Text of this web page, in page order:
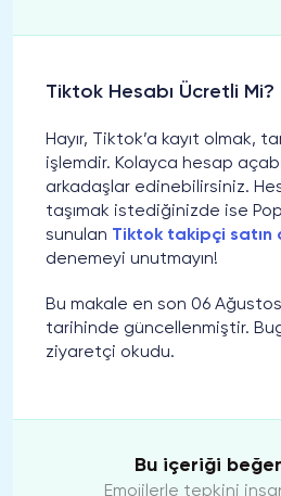
Tiktok Hesabı Ücretli Mi?
Hayır, Tiktok’a kayıt olmak,
işlemdir. Kolayca hesap
arkadaşlar edinebilirsiniz.
taşımak istediğinizde ise
sunulan Tiktok takipçi satın
denemeyi unutmayın!
Bu makale en son 06
tarihinde güncellenmiştir.
ziyaretçi okudu.
Bu içeriği
Emojilerle tepkini